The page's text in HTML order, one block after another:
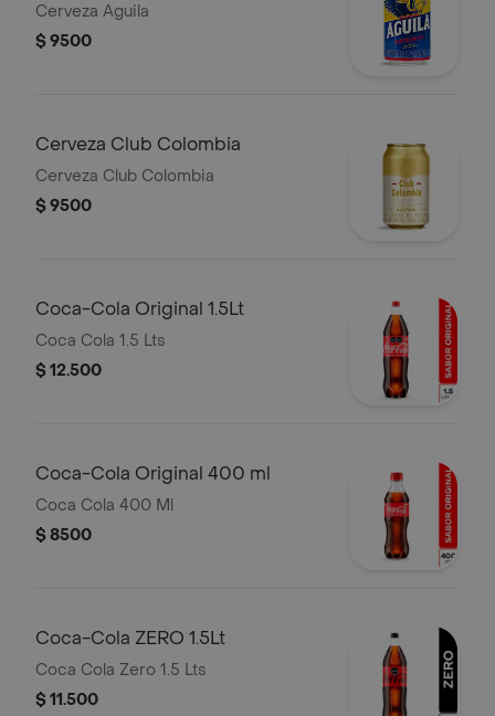
Cerveza Aguila
$ 9500
Cerveza Club Colombia
Cerveza Club Colombia
$ 9500
Coca-Cola Original 1.5Lt
Coca Cola 1.5 Lts
$ 12.500
Coca-Cola Original 400 ml
Coca Cola 400 Ml
$ 8500
Coca-Cola ZERO 1.5Lt
Coca Cola Zero 1.5 Lts
$ 11.500